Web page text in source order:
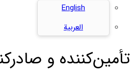
English
العربية
تأمین‌کننده و